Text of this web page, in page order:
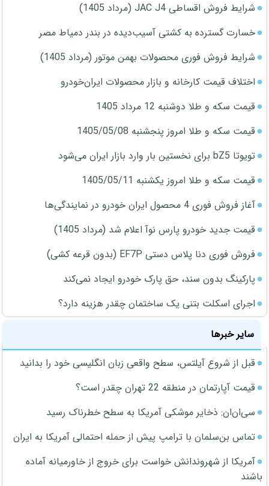
شرایط فروش اقساطی JAC J4 (مرداد 1405)
خسارت گسترده به کشتی آسیب‌دیده در بندر دمیاط مصر
شرایط فروش فوری محصولات بهمن موتور (مرداد 1405)
اختلاف قیمت کارخانه و بازار محصولات ایران‌خودرو
قیمت سکه و طلا دوشنبه 12 مرداد 1405
قیمت سکه و طلا امروز پنجشنبه 1405/05/08
تویوتا bZ5 برای نخستین بار وارد بازار ایران می‌شود
قیمت سکه و طلا امروز یکشنبه 1405/05/11
آغاز فروش فوری 4 محصول ایران خودرو در نمایندگی‌ها
قیمت جدید خودرو پارس نوآ اعلام شد (مرداد 1405)
فروش فوری دنا پلاس دستی EF7P (بدون قرعه کشی)
پارکینگ بدون سند، حق پارک خودرو ایجاد نمی‌کند
اجرای اسکلت بتنی یک ساختمان چقدر هزینه دارد؟
سایر خبرها
قبل از شروع آیلتس، سطح واقعی زبان انگلیسی خود را بدانید
قیمت آپارتمان در منطقه 22 تهران چقدر است؟
سی‌ان‌ان: ذخایر موشکی آمریکا به سطح خطرناک رسید
تماس بن‌سلمان با ترامپ پیش از حمله احتمالی آمریکا به ایران
آمریکا از شهروندانش خواست برای خروج از خاورمیانه آماده
باشند